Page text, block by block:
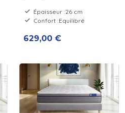
Épaisseur :26 cm
Confort :Equilibré
629,00 €